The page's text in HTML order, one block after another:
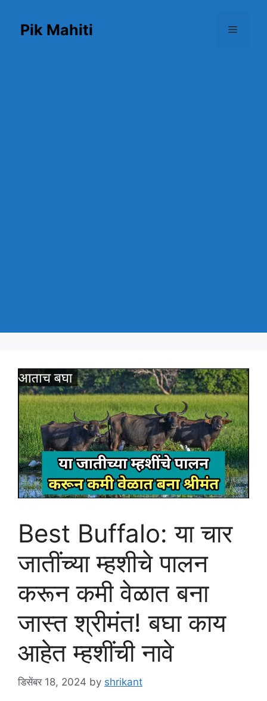
contentPik Mahiti Menu
Best Buffalo: या चार
जातींच्या म्हशीचे पालन
करून कमी वेळात बना
जास्त श्रीमंत! बघा काय
आहेत म्हशींची नावे
डिसेंबर 18, 2024 by shrikant